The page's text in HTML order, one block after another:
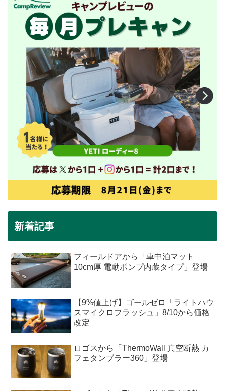
新着記事
フィールドアから「車中泊マット
10cm厚 電動ポンプ内蔵タイプ」登場
【9%値上げ】ゴールゼロ「ライトハウ
スマイクロフラッシュ」8/10から価格
改定
ロゴスから「ThermoWall 真空断熱 カ
フェタンブラー360」登場